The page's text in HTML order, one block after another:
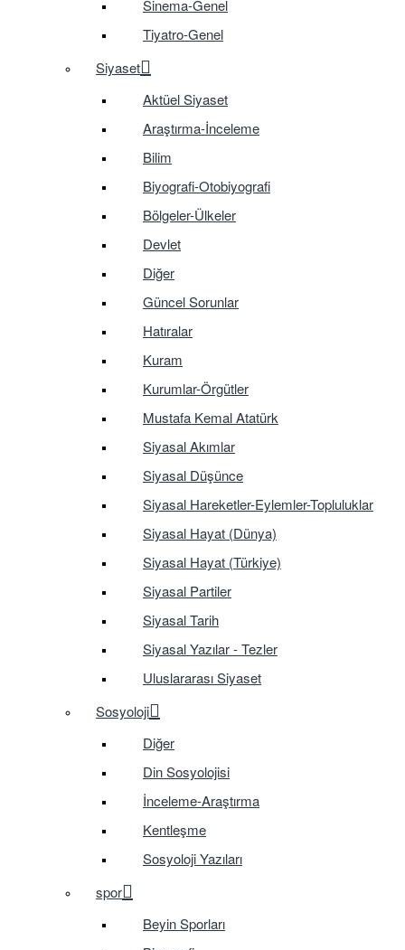
Sinema-Genel
Tiyatro-Genel
Siyaset
Aktüel Siyaset
Araştırma-İnceleme
Bilim
Biyografi-Otobiyografi
Bölgeler-Ülkeler
Devlet
Diğer
Güncel Sorunlar
Hatıralar
Kuram
Kurumlar-Örgütler
Mustafa Kemal Atatürk
Siyasal Akımlar
Siyasal Düşünce
Siyasal Hareketler-Eylemler-Topluluklar
Siyasal Hayat (Dünya)
Siyasal Hayat (Türkiye)
Siyasal Partiler
Siyasal Tarih
Siyasal Yazılar - Tezler
Uluslararası Siyaset
Sosyoloji
Diğer
Din Sosyolojisi
İnceleme-Araştırma
Kentleşme
Sosyoloji Yazıları
spor
Beyin Sporları